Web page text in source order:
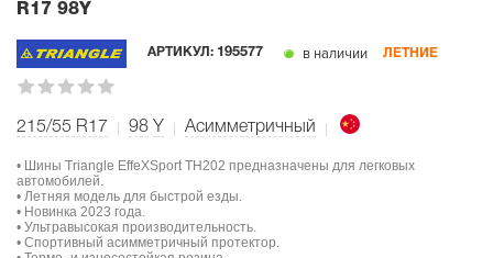
R17 98Y
АРТИКУЛ: 195577 в наличии ЛЕТНИЕ
215/55 R17 98 Y Асимметричный
• Шины Triangle EffeXSport TH202 предназначены для легковых
автомобилей.
• Летняя модель для быстрой езды.
• Новинка 2023 года.
• Ультравысокая производительность.
• Спортивный асимметричный протектор.